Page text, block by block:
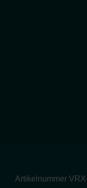
Artikelnummer